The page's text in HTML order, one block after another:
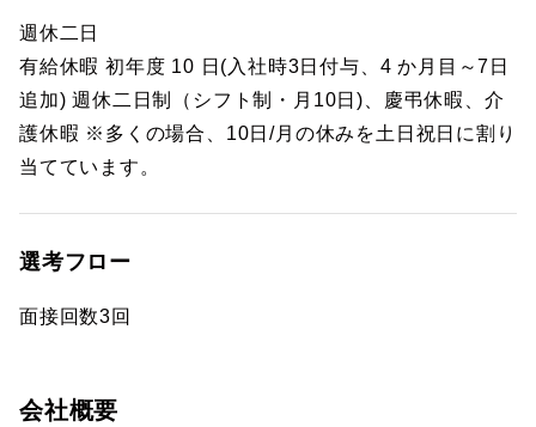
週休二日
有給休暇 初年度 10 日(入社時3日付与、4 か月目～7日
追加) 週休二日制（シフト制・月10日)、慶弔休暇、介
護休暇 ※多くの場合、10日/月の休みを土日祝日に割り
当てています。
選考フロー
面接回数3回
会社概要